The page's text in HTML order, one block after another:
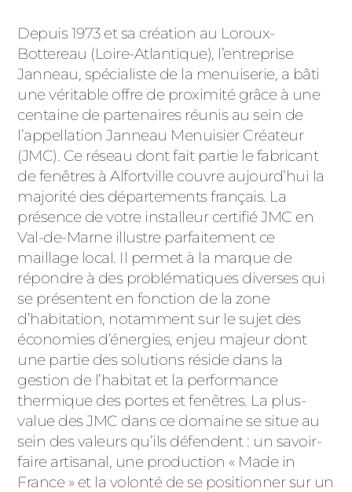
Depuis 1973 et sa création au Loroux-
Bottereau (Loire-Atlantique), l’entreprise
Janneau, spécialiste de la menuiserie, a bâti
une véritable offre de proximité grâce à une
centaine de partenaires réunis au sein de
l’appellation Janneau Menuisier Créateur
(JMC). Ce réseau dont fait partie le fabricant
de fenêtres à Alfortville couvre aujourd’hui la
majorité des départements français. La
présence de votre installeur certifié JMC en
Val-de-Marne illustre parfaitement ce
maillage local. Il permet à la marque de
répondre à des problématiques diverses qui
se présentent en fonction de la zone
d’habitation, notamment sur le sujet des
économies d’énergies, enjeu majeur dont
une partie des solutions réside dans la
gestion de l’habitat et la performance
thermique des portes et fenêtres. La plus-
value des JMC dans ce domaine se situe au
sein des valeurs qu’ils défendent : un savoir-
faire artisanal, une production « Made in
France » et la volonté de se positionner sur un
ALUMINIUM
ACIER